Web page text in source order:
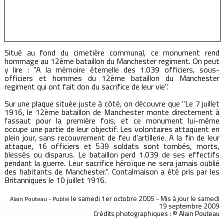
Situé au fond du cimetière communal, ce monument rend
hommage au 12ème bataillon du Manchester regiment. On peut
y lire : "A la mémoire éternelle des 1.039 officiers, sous-
officiers et hommes du 12ème bataillon du Manchester
regiment qui ont fait don du sacrifice de leur vie".
Sur une plaque située juste à côté, on découvre que "Le 7 juillet
1916, le 12ème bataillon de Manchester monte directement à
l'assaut pour la première fois, et ce monument lui-même
occupe une partie de leur objectif. Les volontaires attaquent en
plein jour, sans recouvrement de feu d'artillerie. A la fin de leur
attaque, 16 officiers et 539 soldats sont tombés, morts,
blessés ou disparus. Le bataillon perd 1.039 de ses effectifs
pendant la guerre. Leur sacrifice héroïque ne sera jamais oublié
des habitants de Manchester.". Contalmaison a été pris par les
Britanniques le 10 juillet 1916.
Alain Pouteau - Publiéle samedi 1er octobre 2005 - Mis à jourle samedi
19 septembre 2009
Crédits photographiques : © Alain Pouteau